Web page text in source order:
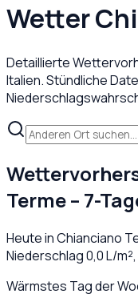
Wetter
Detaillierte
Italien. Stündliche
Terme– 7-
Heute inChianciano
Niederschlag0,0L/
Wärmstes Tag der